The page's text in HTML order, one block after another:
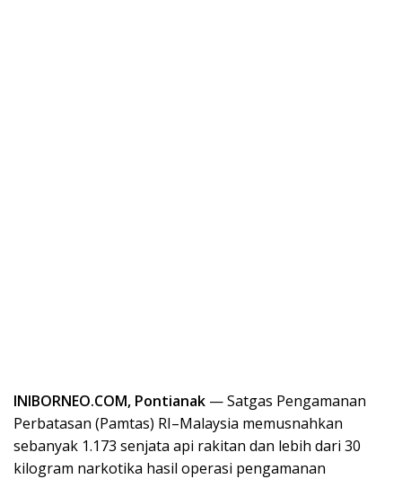
INIBORNEO.COM, Pontianak — Satgas Pengamanan
Perbatasan (Pamtas) RI–Malaysia memusnahkan
sebanyak 1.173 senjata api rakitan dan lebih dari 30
kilogram narkotika hasil operasi pengamanan